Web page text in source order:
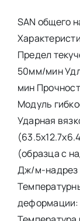
SAN общего
Предел
50мм/мин
мин
Модуль
Ударная
(образца с
Дж/м-надрез
деформации: